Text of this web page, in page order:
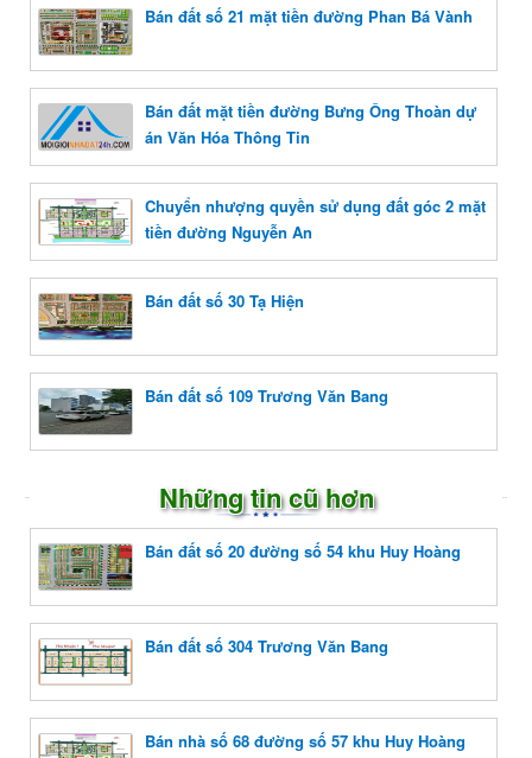
Bán đất số 21 mặt tiền đường Phan Bá Vành
Bán đất mặt tiền đường Bưng Ông Thoàn dự
án Văn Hóa Thông Tin
Chuyển nhượng quyền sử dụng đất góc 2 mặt
tiền đường Nguyễn An
Bán đất số 30 Tạ Hiện
Bán đất số 109 Trương Văn Bang
Những tin cũ hơn
Bán đất số 20 đường số 54 khu Huy Hoàng
Bán đất số 304 Trương Văn Bang
Bán nhà số 68 đường số 57 khu Huy Hoàng